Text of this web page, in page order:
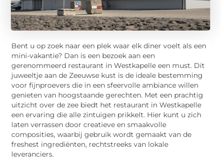
Bent u op zoek naar een plek waar elk diner voelt als een
mini-vakantie? Dan is een bezoek aan een
gerenommeerd restaurant in Westkapelle een must. Dit
juweeltje aan de Zeeuwse kust is de ideale bestemming
voor fijnproevers die in een sfeervolle ambiance willen
genieten van hoogstaande gerechten. Met een prachtig
uitzicht over de zee biedt het restaurant in Westkapelle
een ervaring die alle zintuigen prikkelt. Hier kunt u zich
laten verrassen door creatieve en smaakvolle
composities, waarbij gebruik wordt gemaakt van de
freshest ingrediënten, rechtstreeks van lokale
leveranciers.